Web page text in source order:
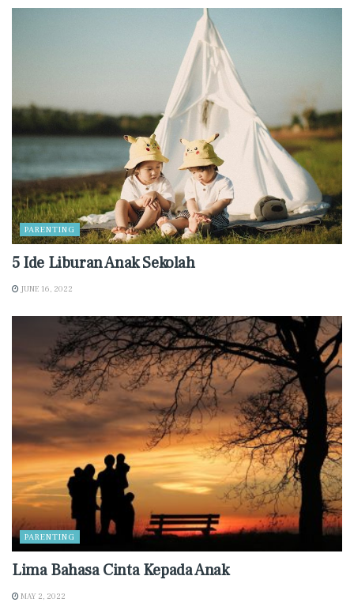
PARENTING
5 Ide Liburan Anak Sekolah
JUNE 16, 2022
PARENTING
Lima Bahasa Cinta Kepada Anak
MAY 2, 2022